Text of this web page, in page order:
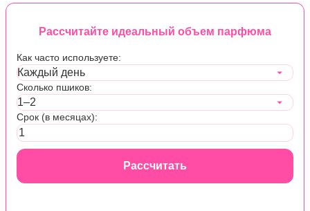
Рассчитайте идеальный объем парфюма
Как часто используете:
Сколько пшиков:
Срок (в месяцах):
Рассчитать